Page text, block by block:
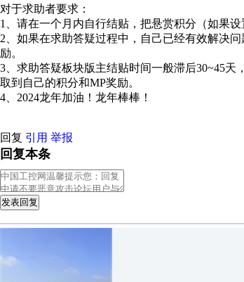
对于求助者要求：
1、请在一个月内自行结贴，把悬赏积分（如果
2、如果在求助答疑过程中，自己已经有效解决
励。
3、求助答疑板块版主结贴时间一般滞后30~45
取到自己的积分和MP奖励。
4、2024龙年加油！龙年棒棒！
回复 引用 举报
回复本条
发表回复